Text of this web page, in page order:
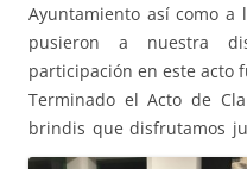
Ayuntamiento así como a
pusieron a nuestra
participación en este acto
Terminado el Acto de
brindis que disfrutamos